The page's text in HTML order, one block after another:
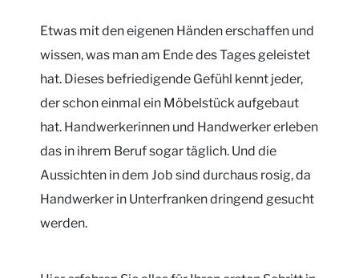
Etwas mit den eigenen Händen erschaffen und
wissen, was man am Ende des Tages geleistet
hat. Dieses befriedigende Gefühl kennt jeder,
der schon einmal ein Möbelstück aufgebaut
hat. Handwerkerinnen und Handwerker erleben
das in ihrem Beruf sogar täglich. Und die
Aussichten in dem Job sind durchaus rosig, da
Handwerker in Unterfranken dringend gesucht
werden.